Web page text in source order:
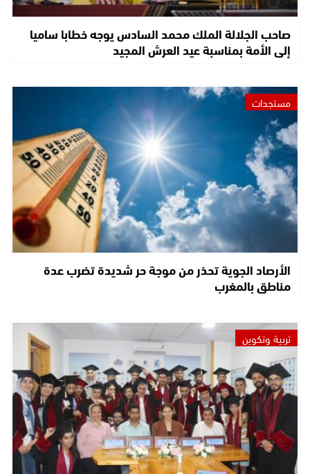
صاحب الجلالة الملك محمد السادس يوجه خطابا ساميا
إلى الأمة بمناسبة عيد العرش المجيد
مستجدات
الأرصاد الجوية تحذر من موجة حر شديدة تضرب عدة
مناطق بالمغرب
تربية وتكوين